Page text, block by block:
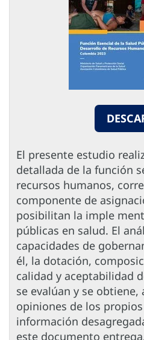
El presente estudio
detallada de la función
recursos humanos,
componente de
posibilitan la imple
públicas en salud. El
capacidades de
él, la dotación,
calidad y aceptabilidad
se evalúan y se obtiene,
opiniones de los
información
este documento